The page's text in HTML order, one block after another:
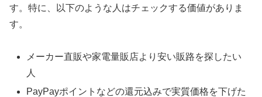
す。特に、以下のような人はチェックする価値がありま
す。
メーカー直販や家電量販店より安い販路を探したい
人
PayPayポイントなどの還元込みで実質価格を下げた